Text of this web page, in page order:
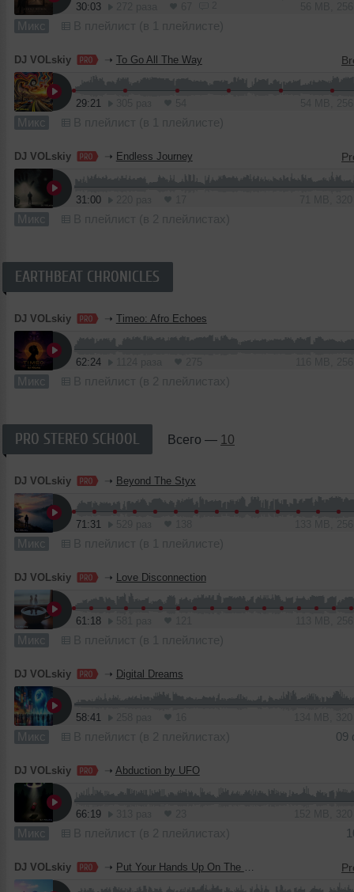
30:03
Микс В плейлист (в 1 плейлисте)
DJ VOLskiy ➝ To Go All The Way
29:21
Микс В плейлист (в 1 плейлисте)
DJ VOLskiy ➝ Endless Journey
31:00
Микс В плейлист (в 2 плейлистах)
EARTHBEAT CHRONICLES
DJ VOLskiy ➝ Timeo: Afro Echoes
62:24
Микс В плейлист (в 2 плейлистах)
PRO STEREO SCHOOL Всего — 10
DJ VOLskiy ➝ Beyond The Styx
71:31
Микс В плейлист (в 1 плейлисте)
DJ VOLskiy ➝ Love Disconnection
61:18
Микс В плейлист (в 1 плейлисте)
DJ VOLskiy ➝ Digital Dreams
58:41
Микс В плейлист (в 2 плейлистах) 09
DJ VOLskiy ➝ Abduction by UFO
66:19
Микс В плейлист (в 2 плейлистах)
DJ VOLskiy ➝ Put Your Hands Up On The Dance Floor